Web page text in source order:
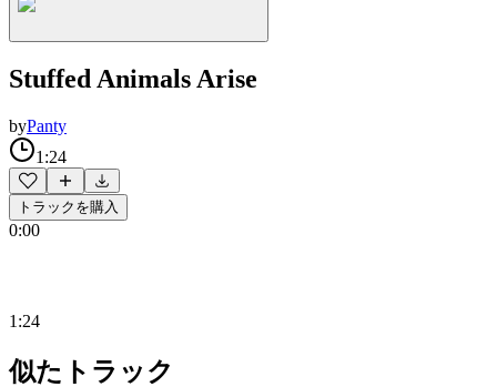
Stuffed Animals Arise
byPanty
1:24
トラックを購入
0:00
1:24
似たトラック